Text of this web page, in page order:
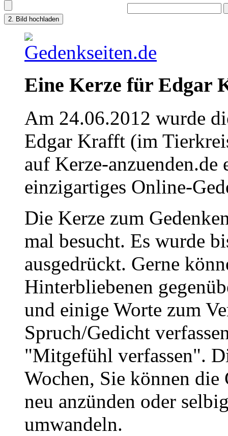
Eine Kerze für Edgar
Am 24.06.2012 wurde
Edgar Krafft (im
auf Kerze-
einzigartiges Online-
Die Kerze zum
mal besucht. Es wurde
ausgedrückt. Gerne
Hinterbliebenen
und einige Worte zum
Spruch/Gedicht
"Mitgefühl verfassen".
Wochen, Sie können die
neu anzünden oder
umwandeln.